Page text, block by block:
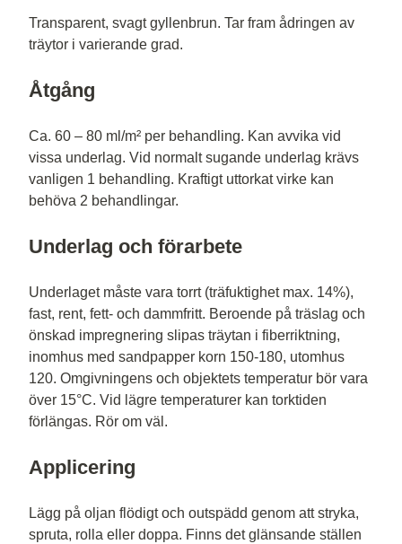
Transparent, svagt gyllenbrun. Tar fram ådringen av
träytor i varierande grad.
Åtgång
Ca. 60 – 80 ml/m² per behandling. Kan avvika vid
vissa underlag. Vid normalt sugande underlag krävs
vanligen 1 behandling. Kraftigt uttorkat virke kan
behöva 2 behandlingar.
Underlag och förarbete
Underlaget måste vara torrt (träfuktighet max. 14%),
fast, rent, fett- och dammfritt. Beroende på träslag och
önskad impregnering slipas träytan i fiberriktning,
inomhus med sandpapper korn 150-180, utomhus
120. Omgivningens och objektets temperatur bör vara
över 15°C. Vid lägre temperaturer kan torktiden
förlängas. Rör om väl.
Applicering
Lägg på oljan flödigt och outspädd genom att stryka,
spruta, rolla eller doppa. Finns det glänsande ställen